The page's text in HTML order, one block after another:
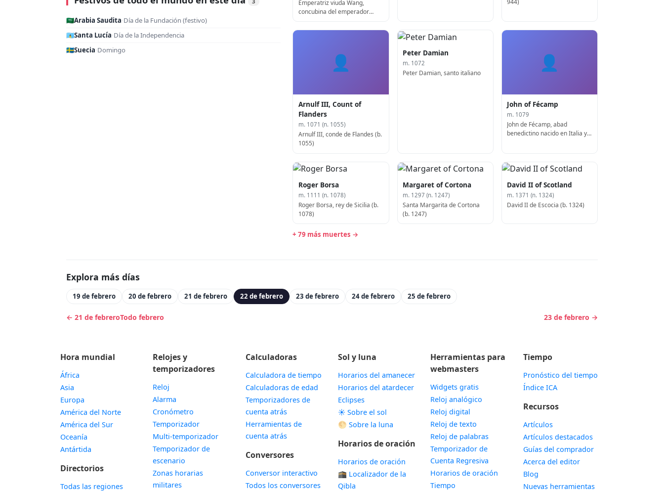
🇸🇦Arabia Saudita·Día de la Fundación (festivo)
🇱🇨Santa Lucía·Día de la Independencia
🇸🇪Suecia·Domingo
Emperatriz viuda Wang,
concubina del emperador
emperador Jingzong de Tang
👤
Arnulf III, Count of
Flanders
m. 1071 (n. 1055)
Arnulf III, conde de Flandes (b.
1055)
Peter Damian
m. 1072
Peter Damian, santo italiano
👤
John of Fécamp
m. 1079
John de Fécamp, abad
benedictino nacido en Italia y
Roger Borsa
m. 1111 (n. 1078)
Roger Borsa, rey de Sicilia (b.
1078)
Margaret of Cortona
m. 1297 (n. 1247)
Santa Margarita de Cortona
(b. 1247)
David II of Scotland
m. 1371 (n. 1324)
David II de Escocia (b. 1324)
+ 79 más muertes →
Explora más días
19 de febrero 20 de febrero 21 de febrero 22 de febrero 23 de febrero 24 de febrero 25 de febrero
← 21 de febreroTodo febrero 23 de febrero →
Hora mundial
África
Asia
Europa
América del Norte
América del Sur
Oceanía
Antártida
Directorios
Todas las regiones
Relojes y
temporizadores
Reloj
Alarma
Cronómetro
Temporizador
Multi-temporizador
Temporizador de
escenario
Zonas horarias
militares
Calculadoras
Calculadora de tiempo
Calculadoras de edad
Temporizadores de
cuenta atrás
Herramientas de
cuenta atrás
Conversores
Conversor interactivo
Todos los conversores
Sol y luna
Horarios del amanecer
Horarios del atardecer
Eclipses
☀️ Sobre el sol
🌕 Sobre la luna
Horarios de oración
Horarios de oración
🕋 Localizador de la
Qibla
Herramientas para
webmasters
Widgets gratis
Reloj analógico
Reloj digital
Reloj de texto
Reloj de palabras
Temporizador de
Cuenta Regresiva
Horarios de oración
Tiempo
Tiempo
Pronóstico del tiempo
Índice ICA
Recursos
Artículos
Artículos destacados
Guías del comprador
Acerca del editor
Blog
Nuevas herramientas